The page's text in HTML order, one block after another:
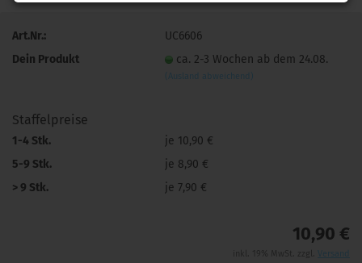
Art.Nr.:
UC6606
Dein Produkt
ca. 2-3 Wochen ab dem 24.08.
(Ausland abweichend)
Staffelpreise
1-4 Stk.
je 10,90 €
5-9 Stk.
je 8,90 €
> 9 Stk.
je 7,90 €
10,90 €
Versand